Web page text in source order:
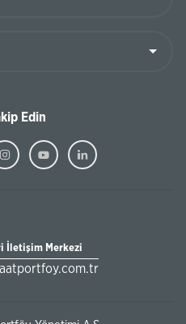
Edin
İletişim Merkezi